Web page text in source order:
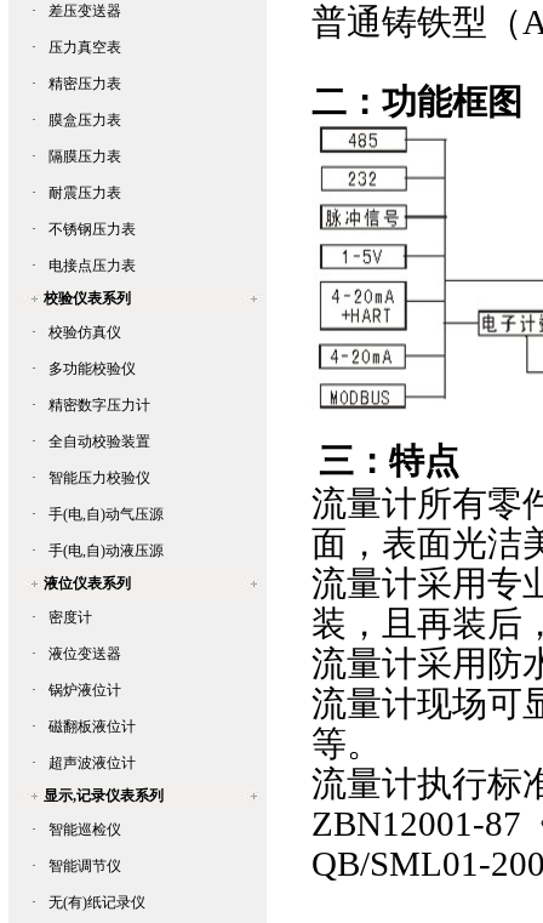
· 差压变送器
· 压力真空表
· 精密压力表
· 膜盒压力表
· 隔膜压力表
· 耐震压力表
· 不锈钢压力表
·
电接点压力表
校验仪表系列
·
校验仿真仪
· 多功能校验仪
· 精密数字压力计
· 全自动校验装置
· 智能压力校验仪
· 手(电,自)动气压源
·
手(电,自)动液压源
液位仪表系列
·
密度计
· 液位变送器
· 锅炉液位计
· 磁翻板液位计
·
超声波液位计
显示,记录仪表系列
·
智能巡检仪
· 智能调节仪
· 无(有)纸记录仪
普通铸铁型（
二：功能框图
三：特点
流量计所有零
面，表面光洁
流量计采用专
装，且再装后
流量计采用防
流量计现场可
等。
流量计执行标
ZBN12001-87
QB/SML01-